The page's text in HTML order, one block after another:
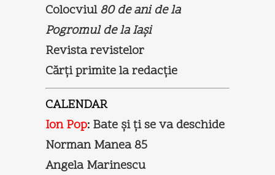
Colocviul80 de ani de la
Pogromul de la Iaşi
Revista revistelor
Cărţi primite la redacţie
CALENDAR
Ion Pop: Bate şi ţi se va deschide
Norman Manea 85
Angela Marinescu